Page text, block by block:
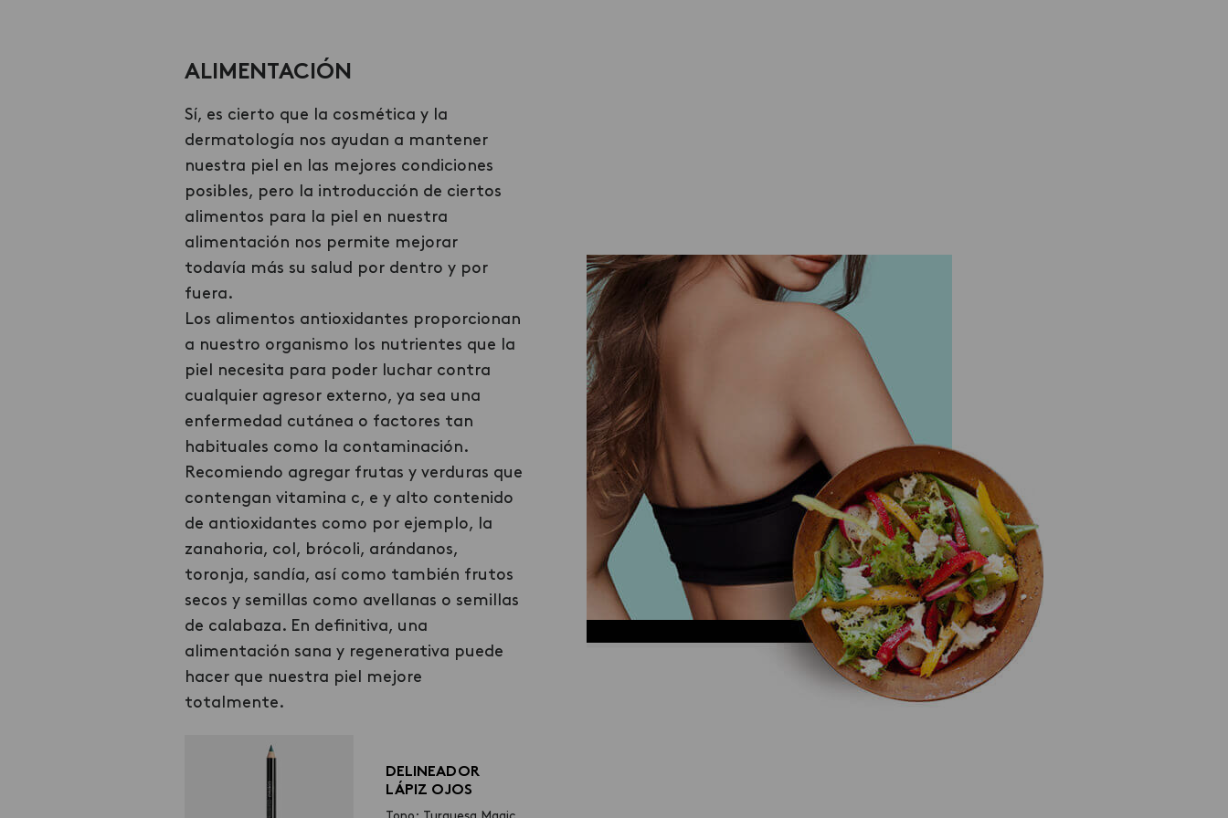
ALIMENTACIÓN
Sí, es cierto que la cosmética y la
dermatología nos ayudan a mantener
nuestra piel en las mejores condiciones
posibles, pero la introducción de ciertos
alimentos para la piel en nuestra
alimentación nos permite mejorar
todavía más su salud por dentro y por
fuera.
Los alimentos antioxidantes proporcionan
a nuestro organismo los nutrientes que la
piel necesita para poder luchar contra
cualquier agresor externo, ya sea una
enfermedad cutánea o factores tan
habituales como la contaminación.
Recomiendo agregar frutas y verduras que
contengan vitamina c, e y alto contenido
de antioxidantes como por ejemplo, la
zanahoria, col, brócoli, arándanos,
toronja, sandía, así como también frutos
secos y semillas como avellanas o semillas
de calabaza. En definitiva, una
alimentación sana y regenerativa puede
hacer que nuestra piel mejore
totalmente.
DELINEADOR
LÁPIZ OJOS